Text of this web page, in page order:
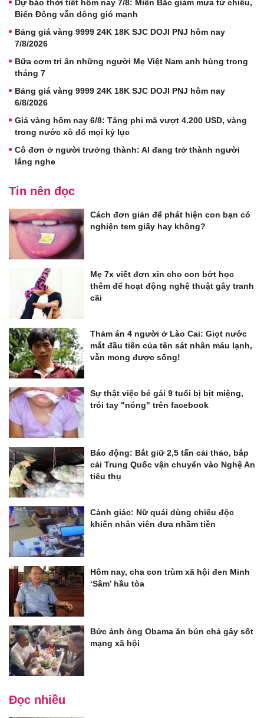
Dự báo thời tiết hôm nay 7/8: Miền Bắc giảm mưa từ chiều,
Biển Đông vẫn dông gió mạnh
Bảng giá vàng 9999 24K 18K SJC DOJI PNJ hôm nay
7/8/2026
Bữa cơm tri ân những người Mẹ Việt Nam anh hùng trong
tháng 7
Bảng giá vàng 9999 24K 18K SJC DOJI PNJ hôm nay
6/8/2026
Giá vàng hôm nay 6/8: Tăng phi mã vượt 4.200 USD, vàng
trong nước xô đổ mọi kỷ lục
Cô đơn ở người trưởng thành: AI đang trở thành người
lắng nghe
Tin nên đọc
Cách đơn giản để phát hiện con bạn có
nghiện tem giấy hay không?
Mẹ 7x viết đơn xin cho con bớt học
thêm để hoạt động nghệ thuật gây tranh
cãi
Thảm án 4 người ở Lào Cai: Giọt nước
mắt đầu tiên của tên sát nhân máu lạnh,
vẫn mong được sống!
Sự thật việc bé gái 9 tuổi bị bịt miệng,
trói tay "nóng" trên facebook
Báo động: Bắt giữ 2,5 tấn cải thảo, bắp
cải Trung Quốc vận chuyển vào Nghệ An
tiêu thụ
Cảnh giác: Nữ quái dùng chiêu độc
khiến nhân viên đưa nhầm tiền
Hôm nay, cha con trùm xã hội đen Minh
‘Sâm’ hầu tòa
Bức ảnh ông Obama ăn bún chả gây sốt
mạng xã hội
Đọc nhiều